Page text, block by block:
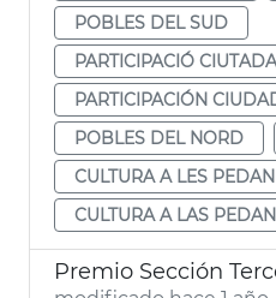
POBLES DEL SUD
PARTICIPACIÓ
PARTICIPACIÓN
POBLES DEL NORD
CULTURA A LES
CULTURA A LAS
Premio Sección